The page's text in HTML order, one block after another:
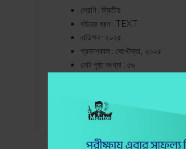
শ্রেণি : দ্বিতীয়
বইয়ের ধরন : TEXT
এডিশন : ২০২৫
প্রকাশকাল : সেপ্টেম্বর, ২০২৫
মোট পৃষ্ঠা সংখ্যা : ৫৬
Categories:KG